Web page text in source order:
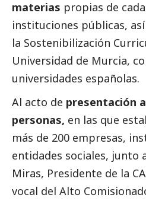
materias propias de
instituciones públicas,
la Sostenibilización
Universidad de Murcia,
universidades españolas.
Al acto de presentación
personas, en las que
más de 200 empresas,
entidades sociales, junto
Miras, Presidente de la
vocal del Alto